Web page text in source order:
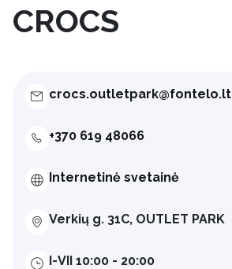
CROCS
crocs.outletpark@fontelo.lt
+370 619 48066
Internetinė svetainė
Verkių g. 31C, OUTLET PARK
I-VII 10:00 - 20:00